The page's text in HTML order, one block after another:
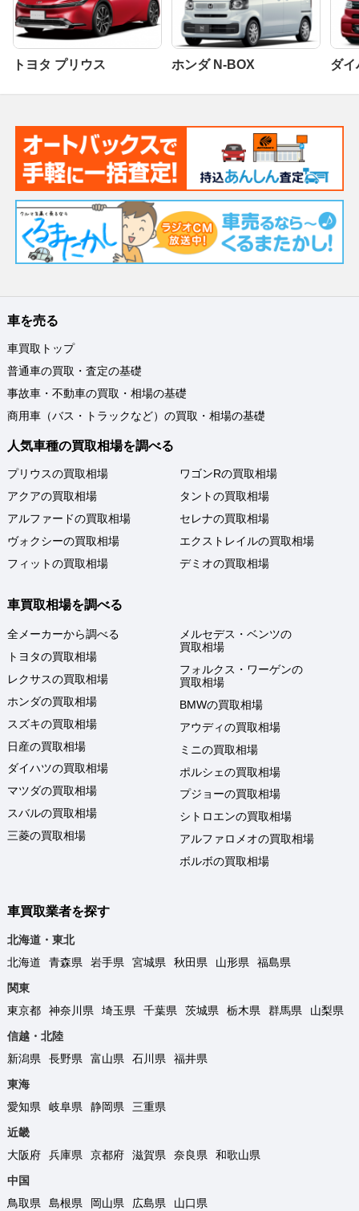
トヨタ プリウス ホンダ N-BOX ダイ
車を売る
車買取トップ
普通車の買取・査定の基礎
事故車・不動車の買取・相場の基礎
商用車（バス・トラックなど）の買取・相場の基礎
人気車種の買取相場を調べる
プリウスの買取相場
アクアの買取相場
アルファードの買取相場
ヴォクシーの買取相場
フィットの買取相場
ワゴンRの買取相場
タントの買取相場
セレナの買取相場
エクストレイルの買取相場
デミオの買取相場
車買取相場を調べる
全メーカーから調べる
トヨタの買取相場
レクサスの買取相場
ホンダの買取相場
スズキの買取相場
日産の買取相場
ダイハツの買取相場
マツダの買取相場
スバルの買取相場
三菱の買取相場
メルセデス・ベンツの
買取相場
フォルクス・ワーゲンの
買取相場
BMWの買取相場
アウディの買取相場
ミニの買取相場
ポルシェの買取相場
プジョーの買取相場
シトロエンの買取相場
アルファロメオの買取相場
ボルボの買取相場
車買取業者を探す
北海道・東北
北海道
青森県 岩手県 宮城県 秋田県 山形県
福島県
関東
東京都
神奈川県 埼玉県 千葉県 茨城県 栃木県 群馬県
山梨県
信越・北陸
新潟県
長野県 富山県 石川県
福井県
東海
愛知県
岐阜県 静岡県
三重県
近畿
大阪府
兵庫県 京都府 滋賀県 奈良県
和歌山県
中国
鳥取県
島根県 岡山県 広島県
山口県